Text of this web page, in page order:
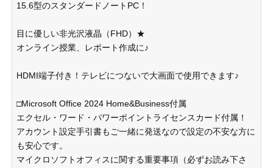
15.6型のスタンダードノートPC！
目に優しい非光沢液晶（FHD）★
オンライン授業、レポート作成に♪
HDMI端子付き！テレビにつないで大画面で使用できます♪
□Microsoft Office 2024 Home&Business付属
エクセル・ワード・パワーポイントライセンスカード付属！
アカウント設定手引書もご一緒に発送なので設定の不安な方に
も安心です。
マイクロソフトオフィスに関する重要事項（必ずお読み下さ